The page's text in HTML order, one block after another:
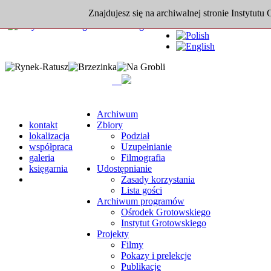
Znajdujesz się na archiwalnej stronie Instytutu
kontakt
lokalizacja
współpraca
galeria
księgarnia
Archiwum
Zbiory
Podział
Uzupełnianie
Filmografia
Udostępnianie
Zasady korzystania
Lista gości
Archiwum programów
Ośrodek Grotowskiego
Instytut Grotowskiego
Projekty
Filmy
Pokazy i prelekcje
Publikacje